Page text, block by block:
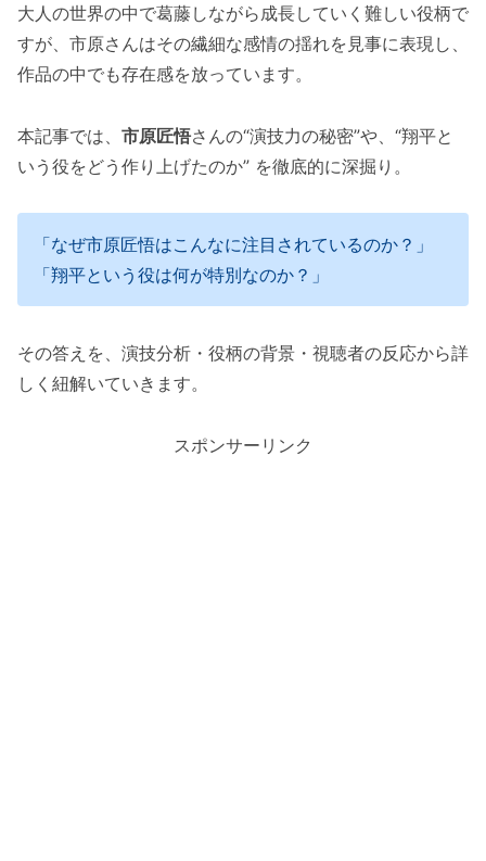
大人の世界の中で葛藤しながら成長していく難しい役柄で
すが、市原さんはその繊細な感情の揺れを見事に表現し、
作品の中でも存在感を放っています。
本記事では、 市原匠悟さんの“演技力の秘密”や、“翔平と
いう役をどう作り上げたのか” を徹底的に深掘り。
「なぜ市原匠悟はこんなに注目されているのか？」
「翔平という役は何が特別なのか？」
その答えを、演技分析・役柄の背景・視聴者の反応から詳
しく紐解いていきます。
スポンサーリンク